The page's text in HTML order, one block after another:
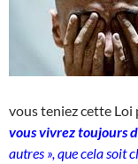
vous teniez cette Loi
vous vivrez toujours
autres », que cela soit